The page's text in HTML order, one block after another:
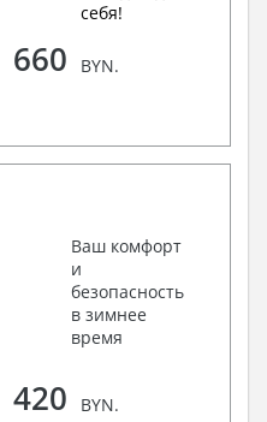
себя!
660 BYN.
Ваш комфорт
и
безопасность
в зимнее
время
420 BYN.